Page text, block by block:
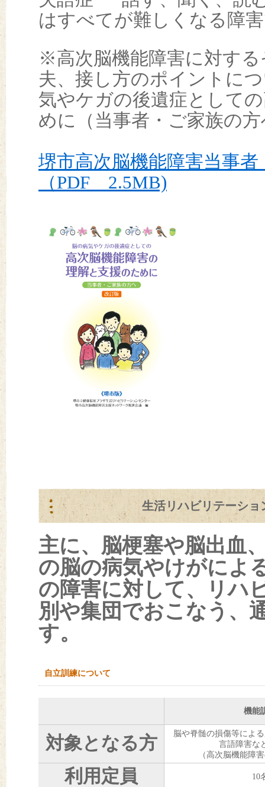
はすべてが難しくなる障
※高次脳機能障害に対す
夫、接し方のポイントに
気やケガの後遺症として
めに（当事者・ご家族の
堺市高次脳機能障害当事
（PDF 2.5MB)
生活リハビリテーシ
主に、脳梗塞や脳出血
の脳の病気やけがによ
の障害に対して、リハ
別や集団でおこなう、
す。
自立訓練について
機能
対象となる方
脳や脊髄の損傷等によ
言語障害な
（高次脳機能障
利用定員 10